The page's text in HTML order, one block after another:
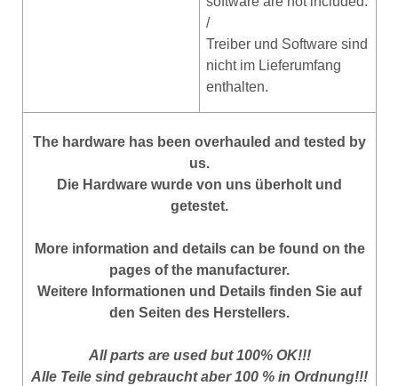
/
Treiber und Software sind
nicht im Lieferumfang
enthalten.
The hardware has been overhauled and tested by
us.
Die Hardware wurde von uns überholt und
getestet.
More information and details can be found on the
pages of the manufacturer.
Weitere Informationen und Details finden Sie auf
den Seiten des Herstellers.
All parts are used but 100% OK!!!
Alle Teile sind gebraucht aber 100 % in Ordnung!!!